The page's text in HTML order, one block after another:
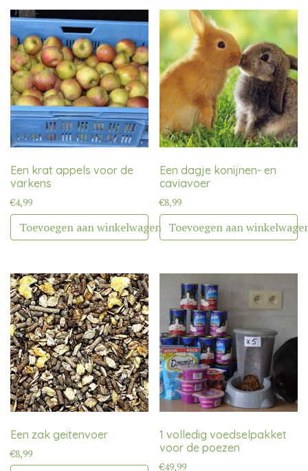
Een krat appels voor de
varkens
€4,99
Toevoegen aan winkelwagen
Een dagje konijnen- en
caviavoer
€8,99
Toevoegen aan
Een zak geitenvoer
€8,99
1 volledig voedselpakket
voor de poezen
€49,99